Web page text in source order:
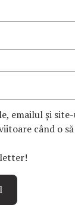
emailul și
când o